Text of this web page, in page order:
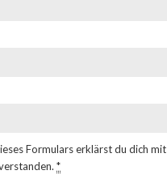
Formulars erklärst du dich
*